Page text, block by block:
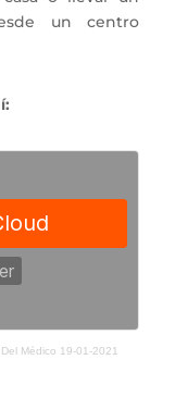
un centro
Médico 19-01-2021